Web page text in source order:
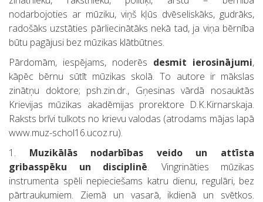
nodarbojoties ar mūziku, viņš kļūs dvēseliskāks, gudrāks,
radošāks uzstāties pārliecinātāks nekā tad, ja viņa bērnība
būtu pagājusi bez mūzikas klātbūtnes.
Pārdomām, iespējams, noderēs desmit ierosinājumi,
kāpēc bērnu sūtīt mūzikas skolā. To autore ir mākslas
zinātņu doktore; psh.zin.dr., Gņesinas vārdā nosauktās
Krievijas mūzikas akadēmijas prorektore D.K.Kirnarskaja.
Raksts brīvi tulkots no krievu valodas (atrodams mājas lapā
www.muz-schol16.ucoz.ru).
1. Muzikālās nodarbības veido un attīsta
gribasspēku un disciplinē. Vingrināties mūzikas
instrumenta spēli nepieciešams katru dienu, regulāri, bez
pārtraukumiem. Ziemā un vasarā, ikdienā un svētkos.